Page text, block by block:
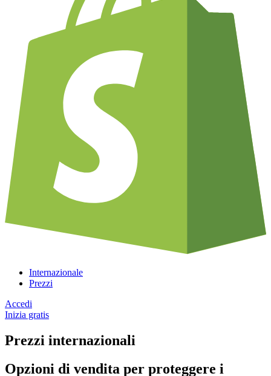
Internazionale
Prezzi
Accedi
Inizia gratis
Prezzi internazionali
Opzioni di vendita per proteggere i